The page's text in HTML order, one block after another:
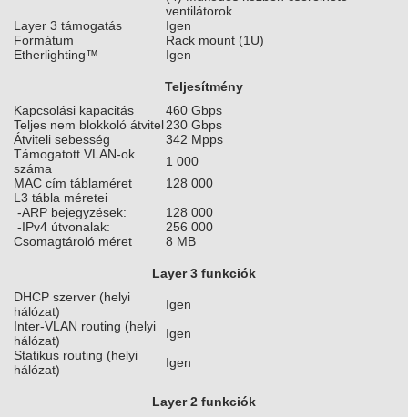
ventilátorok
Layer 3 támogatás
Igen
Formátum
Rack mount (1U)
Etherlighting™
Igen
Teljesítmény
Kapcsolási kapacitás
460 Gbps
Teljes nem blokkoló átvitel230 Gbps
Átviteli sebesség
342 Mpps
Támogatott VLAN-ok
száma
1 000
MAC cím táblaméret
128 000
L3 tábla méretei
-ARP bejegyzések:
128 000
-IPv4 útvonalak:
256 000
Csomagtároló méret
8 MB
Layer 3 funkciók
DHCP szerver (helyi
hálózat)
Igen
Inter-VLAN routing (helyi
hálózat)
Igen
Statikus routing (helyi
hálózat)
Igen
Layer 2 funkciók